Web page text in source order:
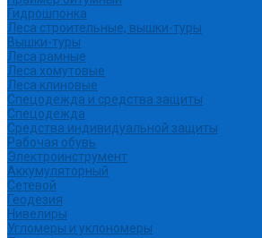
Гидрошпонка
Леса строительные, вышки-туры
Вышки-туры
Леса рамные
Леса хомутовые
Леса клиновые
Спецодежда и средства защиты
Спецодежда
Средства индивидуальной защиты
Рабочая обувь
Электроинструмент
Аккумуляторный
Сетевой
Геодезия
Нивелиры
Угломеры и уклономеры